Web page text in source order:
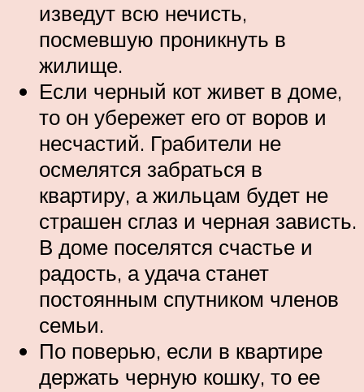
изведут всю нечисть,
посмевшую проникнуть в
жилище.
Если черный кот живет в доме,
то он убережет его от воров и
несчастий. Грабители не
осмелятся забраться в
квартиру, а жильцам будет не
страшен сглаз и черная зависть.
В доме поселятся счастье и
радость, а удача станет
постоянным спутником членов
семьи.
По поверью, если в квартире
держать черную кошку, то ее